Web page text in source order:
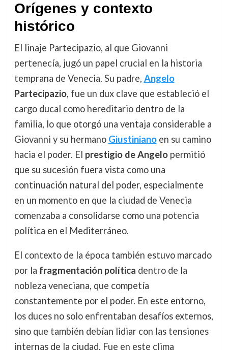
Orígenes y contexto
histórico
El linaje Partecipazio, al que Giovanni
pertenecía, jugó un papel crucial en la historia
temprana de Venecia. Su padre, Angelo
Partecipazio, fue un dux clave que estableció el
cargo ducal como hereditario dentro de la
familia, lo que otorgó una ventaja considerable a
Giovanni y su hermano Giustinianoen su camino
hacia el poder. El prestigio de Angelopermitió
que su sucesión fuera vista como una
continuación natural del poder, especialmente
en un momento en que la ciudad de Venecia
comenzaba a consolidarse como una potencia
política en el Mediterráneo.
El contexto de la época también estuvo marcado
por la fragmentación política dentro de la
nobleza veneciana, que competía
constantemente por el poder. En este entorno,
los duces no solo enfrentaban desafíos externos,
sino que también debían lidiar con las tensiones
internas de la ciudad. Fue en este clima